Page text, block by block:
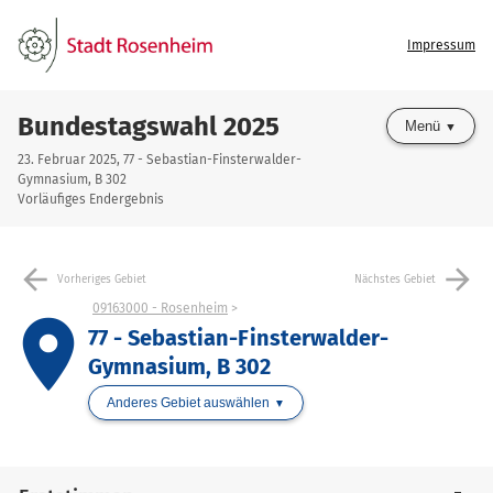
Impressum
Bundestagswahl 2025
23. Februar 2025, 77 - Sebastian-Finsterwalder-
Gymnasium, B 302
Vorläufiges Endergebnis
Menü
arrow_back Vorheriges Gebiet Nächstes Gebiet arrow_forward
place
09163000 - Rosenheim
77 - Sebastian-Finsterwalder-
Gymnasium, B 302
Anderes Gebiet auswählen